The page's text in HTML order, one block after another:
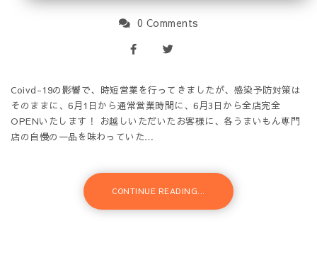
0 Comments
Coivd-19の影響で、時短営業を行ってきましたが、感染予防対策は
そのままに、6月1日から通常営業時間に、6月3日から全店完全
OPENいたします！ お越しいただいたお客様に、各うまいもん専門
店の自慢の一品を味わっていた…
CONTINUE READING...